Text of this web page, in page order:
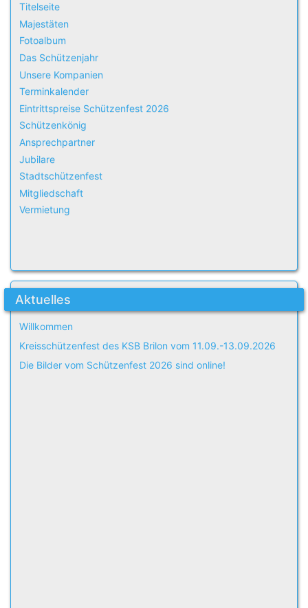
Titelseite
Majestäten
Fotoalbum
Das Schützenjahr
Unsere Kompanien
Terminkalender
Eintrittspreise Schützenfest 2026
Schützenkönig
Ansprechpartner
Jubilare
Stadtschützenfest
Mitgliedschaft
Vermietung
Aktuelles
Willkommen
Kreisschützenfest des KSB Brilon vom 11.09.-13.09.2026
Die Bilder vom Schützenfest 2026 sind online!